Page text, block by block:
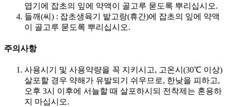
엽기에 잡초의 잎에 약액이 골고루 묻도록 뿌리십시오.
​들깨(씨) : 잡초생육기 밭고랑(휴간)에 잡초의 잎에 약액
이 골고루 묻도록 뿌리십시오.
주의사항
사용시기 및 사용약량을 꼭 지키시고, 고온시(30℃ 이상)
살포할 경우 약해가 유발되기 쉬우므로, 한낮을 피하고,
오후 3시 이후에 서늘할 때 살포하시되 전착제는 혼용하
지 마십시오.